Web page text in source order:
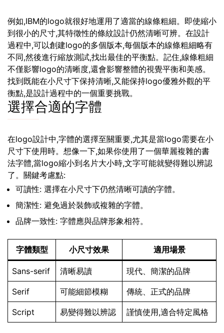
例如,IBM的logo就很好地運用了適當的線條粗細。即使縮小
到很小的尺寸,其特徵性的條紋設計仍然清晰可辨。在設計
過程中,可以創建logo的多個版本,每個版本的線條粗細略有
不同,然後進行縮放測試,找出最佳的平衡點。記住,線條粗細
不僅影響logo的清晰度,還會影響整體的視覺平衡和美感。
找到既能在小尺寸下保持清晰,又能保持logo優雅外觀的平
衡點,是設計過程中的一個重要挑戰。
選擇合適的字體
在logo設計中,字體的選擇至關重要,尤其是當logo需要在小
尺寸下使用時。想像一下,如果你使用了一個華麗複雜的書
法字體,當logo縮小到名片大小時,文字可能就變得難以辨認
了。關鍵考慮點:
可讀性: 選擇在小尺寸下仍然清晰可讀的字體。
簡潔性: 避免過於裝飾或複雜的字體。
品牌一致性: 字體應與品牌形象相符。
字體類型 小尺寸效果 適用場景
Sans-serif 清晰易讀 現代、簡潔的品牌
Serif 可能細節模糊 傳統、正式的品牌
Script 易變得難以辨認 謹慎使用,適合特定風格